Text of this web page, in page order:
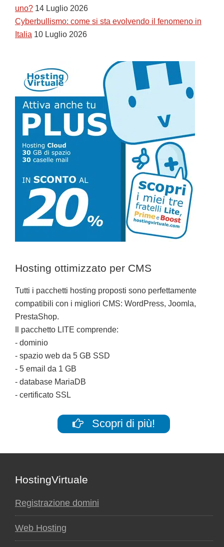
uno? 14 Luglio 2026
Cyberbullismo: come si sta evolvendo il fenomeno in
Italia 10 Luglio 2026
Hosting ottimizzato per CMS
Tutti i pacchetti hosting proposti sono perfettamente
compatibili con i migliori CMS: WordPress, Joomla,
PrestaShop.
Il pacchetto LITE comprende:
- dominio
- spazio web da 5 GB SSD
- 5 email da 1 GB
- database MariaDB
- certificato SSL
Scopri di più!
Footer
HostingVirtuale
Registrazione domini
Web Hosting